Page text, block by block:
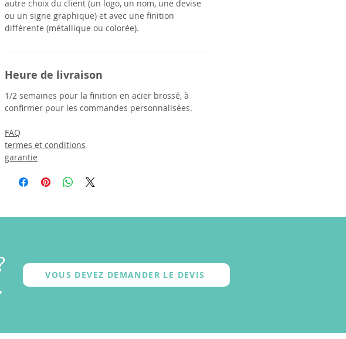
autre choix du client (un logo, un nom, une devise
ou un signe graphique) et avec une finition
différente (métallique ou colorée).
Heure de livraison
1/2 semaines pour la finition en acier brossé, à
confirmer pour les commandes personnalisées.
FAQ
termes et conditions
garantie
VOUS DEVEZ DEMANDER LE DEVIS